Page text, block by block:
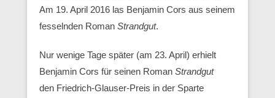
Am 19. April 2016 las Benjamin Cors aus seinem
fesselnden Roman Strandgut.
Nur wenige Tage später (am 23. April) erhielt
Benjamin Cors für seinen Roman Strandgut
den Friedrich-Glauser-Preis in der Sparte